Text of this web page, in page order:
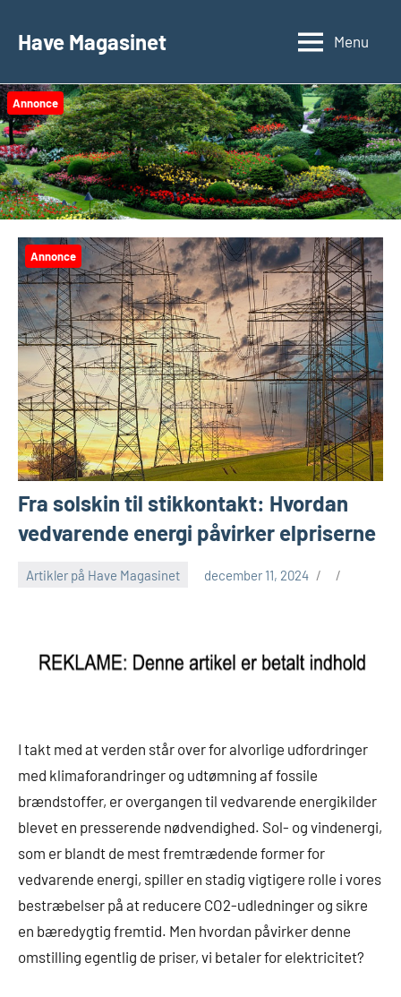
Have Magasinet Menu
Annonce
Annonce
Fra solskin til stikkontakt: Hvordan
vedvarende energi påvirker elpriserne
Artikler på Have Magasinet december 11, 2024
I takt med at verden står over for alvorlige udfordringer
med klimaforandringer og udtømning af fossile
brændstoffer, er overgangen til vedvarende energikilder
blevet en presserende nødvendighed. Sol- og vindenergi,
som er blandt de mest fremtrædende former for
vedvarende energi, spiller en stadig vigtigere rolle i vores
bestræbelser på at reducere CO2-udledninger og sikre
en bæredygtig fremtid. Men hvordan påvirker denne
omstilling egentlig de priser, vi betaler for elektricitet?